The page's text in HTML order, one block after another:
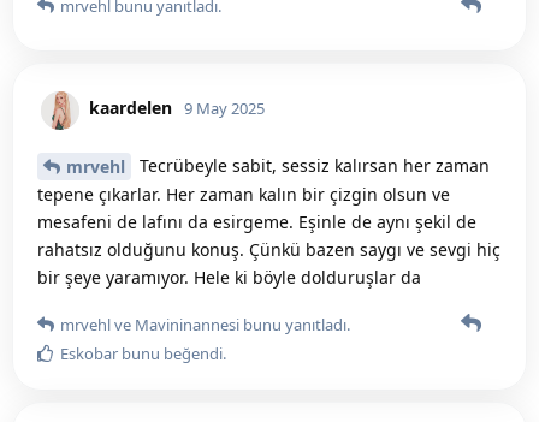
mrvehl bunu yanıtladı.
kaardelen 9 May 2025
mrvehl
Tecrübeyle sabit, sessiz kalırsan her zaman
tepene çıkarlar. Her zaman kalın bir çizgin olsun ve
mesafeni de lafını da esirgeme. Eşinle de aynı şekil de
rahatsız olduğunu konuş. Çünkü bazen saygı ve sevgi hiç
bir şeye yaramıyor. Hele ki böyle dolduruşlar da
mrvehlve Mavininannesi bunu yanıtladı.
Eskobar bunu beğendi.